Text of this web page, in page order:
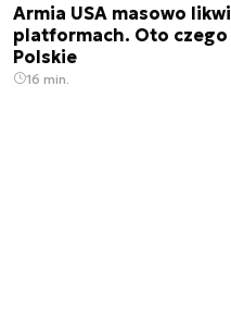
Armia USA masowo
platformach. Oto czego
Polskie
16 min.